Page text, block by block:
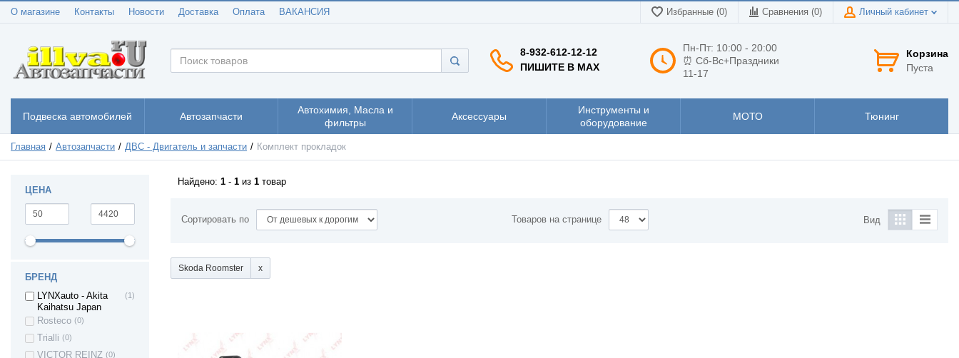
О магазине Контакты Новости Доставка Оплата ВАКАНСИЯ Избранные (0) Сравнения (0) Личный кабинет
8-932-612-12-12
ПИШИТЕ В MAX
Пн-Пт: 10:00 - 20:00
⏰ Сб-Вс+Праздники
11-17
Корзина
Пуста
Подвеска автомобилей Автозапчасти
Автохимия, Масла и
фильтры
Аксессуары
Инструменты и
оборудование
МОТО Тюнинг
Главная Автозапчасти ДВС - Двигатель и запчасти Комплект прокладок
ЦЕНА
БРЕНД
LYNXauto - Akita
Kaihatsu Japan
(1)
Rosteco (0)
Trialli (0)
VICTOR REINZ (0)
GL-Class X164
Peugeot 208 (1)
Peugeot 306 (2)
Peugeot 407 (3)
PEUGEOT 607 (1)
Peugeot Boxer 3 (1)
(1)
Renault Clio
Renault Duster (2)
Renault Kaptur
Renault Kangoo
Renault Koleos (1)
Найдено: 1 - 1 из 1 товар
Сортировать по Товаров на странице Вид
Skoda Roomster